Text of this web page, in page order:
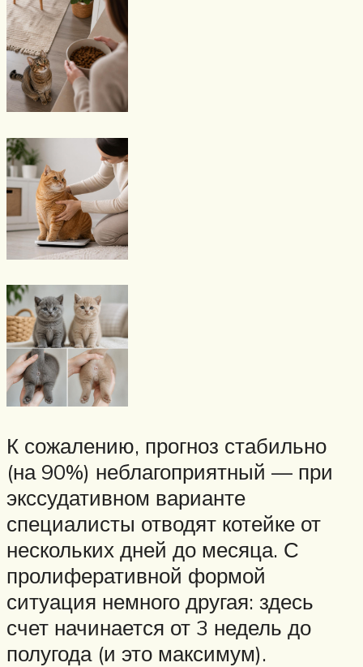
К сожалению, прогноз стабильно
(на 90%) неблагоприятный — при
экссудативном варианте
специалисты отводят котейке от
нескольких дней до месяца. С
пролиферативной формой
ситуация немного другая: здесь
счет начинается от 3 недель до
полугода (и это максимум).